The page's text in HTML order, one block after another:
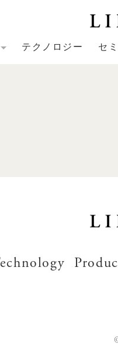
テクノロジー セ